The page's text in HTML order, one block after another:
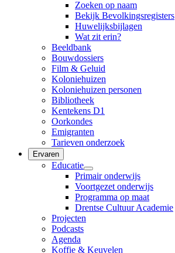
Zoeken op naam
Bekijk Bevolkingsregisters
Huwelijksbijlagen
Wat zit erin?
Beeldbank
Bouwdossiers
Film & Geluid
Koloniehuizen
Koloniehuizen personen
Bibliotheek
Kentekens D1
Oorkondes
Emigranten
Tarieven onderzoek
Ervaren
Educatie
Primair onderwijs
Voortgezet onderwijs
Programma op maat
Drentse Cultuur Academie
Projecten
Podcasts
Agenda
Koffie & Keuvelen